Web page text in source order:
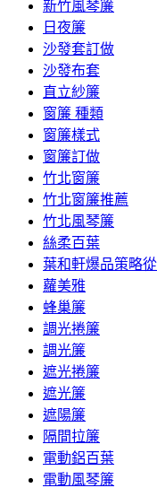
新竹風琴簾
日夜簾
沙發套訂做
沙發布套
直立紗簾
窗簾 種類
窗簾樣式
窗簾訂做
竹北窗簾
竹北窗簾推薦
竹北風琴簾
絲柔百葉
葉和軒爆品策略
蘿美雅
蜂巢簾
調光捲簾
調光簾
遮光捲簾
遮光簾
遮陽簾
隔間拉簾
電動鋁百葉
電動風琴簾